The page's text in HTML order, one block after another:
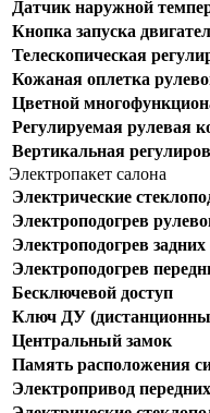
Датчик наружной
Кнопка запуска
Телескопическая
Кожаная оплетка
Цветной
Регулируемая рулевая
Вертикальная
Электропакет салона
Электрические
Электроподогрев
Электроподогрев
Электроподогрев
Бесключевой доступ
Ключ ДУ
Центральный замок
Память расположения
Электропривод